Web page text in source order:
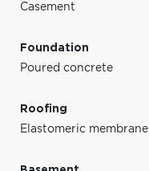
Casement
Foundation
Poured concrete
Roofing
Elastomeric membrane